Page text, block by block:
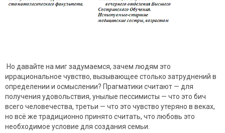
Но давайте на миг задумаемся, зачем людям это
иррациональное чувство, вызывающее столько затруднений в
определении и осмыслении? Прагматики считают — для
получения удовольствия, унылые пессимисты — что это бич
всего человечества, третьи — что это чувство утеряно в веках,
но всё же традиционно принято считать, что любовь это
необходимое условие для создания семьи.